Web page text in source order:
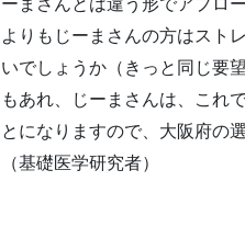
よりもじーまさんの方はスト
いでしょうか（きっと同じ要
もあれ、じーまさんは、これ
とになりますので、大阪府の
（基礎医学研究者）